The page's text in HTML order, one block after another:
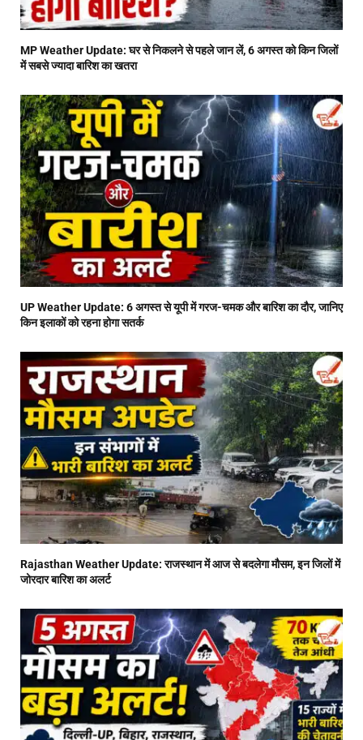
MP Weather Update: घर से निकलने से पहले जान लें, 6 अगस्त को किन जिलों
में सबसे ज्यादा बारिश का खतरा
UP Weather Update: 6 अगस्त से यूपी में गरज-चमक और बारिश का दौर, जानिए
किन इलाकों को रहना होगा सतर्क
Rajasthan Weather Update: राजस्थान में आज से बदलेगा मौसम, इन जिलों में
जोरदार बारिश का अलर्ट